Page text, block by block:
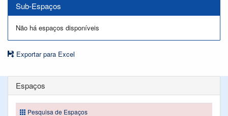
Sub-Espaços
Não há espaços disponíveis
Exportar para Excel
Espaços
Pesquisa de Espaços